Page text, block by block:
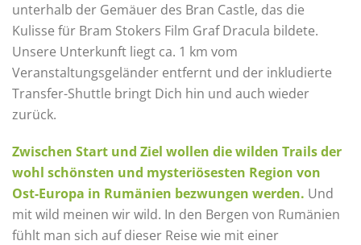
unterhalb der Gemäuer des Bran Castle, das die
Kulisse für Bram Stokers Film Graf Dracula bildete.
Unsere Unterkunft liegt ca. 1 km vom
Veranstaltungsgeländer entfernt und der inkludierte
Transfer-Shuttle bringt Dich hin und auch wieder
zurück. ​
Zwischen Start und Ziel wollen die wilden Trails der
wohl schönsten und mysteriösesten Region von
Ost-Europa in Rumänien bezwungen werden. Und
mit wild meinen wir wild. In den Bergen von Rumänien
fühlt man sich auf dieser Reise wie mit einer